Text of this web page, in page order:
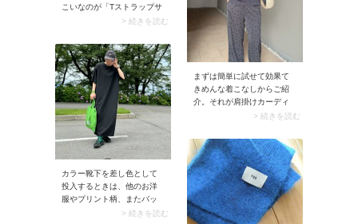
こいなのが「Tストラップサ
ンダル」。アルファベット
せるシンプルで直線的なラ
インのサンダルは、若作り
にもおばさんにも見えませ
ん。また甲が開いているの
でペディキュアがいっそう
映え、シーズンムードが高
まるのも◎。
> 続きを読む
まずは簡単に試せて効果て
きめんな着こなしからご紹
介。それが肩掛けカーディ
ガン×ノースリーブの合わせ
ンが肩をさりげなくカバー
しながら、こなれた表情も
演出します。スナップでは
ノースリーブと同じラメニ
ット素材のカーディガンを
合わせて、アンサンブルと
して上品な印象に。ここに
> 続きを読む
カラー靴下を差し色として
投入するときは、他のお洋
服やプリント柄、またバッ
グなどの小物と色を合わせ
> 続きを読む